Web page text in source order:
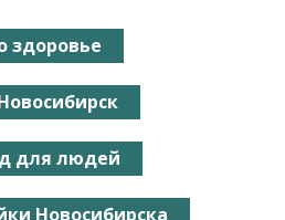
здоровье
для людей
Новосибирска